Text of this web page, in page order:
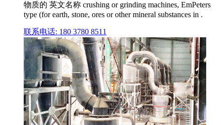
物质的 英文名称 crushing or grinding machines, EmPeters
type (for earth, stone, ores or other mineral substances in .
联系电话: 180 3780 8511